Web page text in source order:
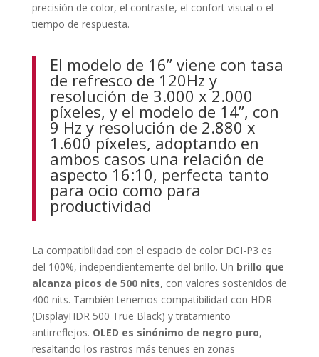
precisión de color, el contraste, el confort visual o el
tiempo de respuesta.
El modelo de 16’’ viene con tasa
de refresco de 120Hz y
resolución de 3.000 x 2.000
píxeles, y el modelo de 14’’, con
9 Hz y resolución de 2.880 x
1.600 píxeles, adoptando en
ambos casos una relación de
aspecto 16:10, perfecta tanto
para ocio como para
productividad
La compatibilidad con el espacio de color DCI-P3 es
del 100%, independientemente del brillo. Un brillo que
alcanza picos de 500 nits, con valores sostenidos de
400 nits. También tenemos compatibilidad con HDR
(DisplayHDR 500 True Black) y tratamiento
antirreflejos. OLED es sinónimo de negro puro,
resaltando los rastros más tenues en zonas